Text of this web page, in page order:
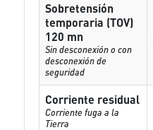
Sobretensión
temporaria (TOV)
120 mn
Sin desconexión o con
desconexión de
seguridad
Corriente residual
Corriente fuga a la
Tierra